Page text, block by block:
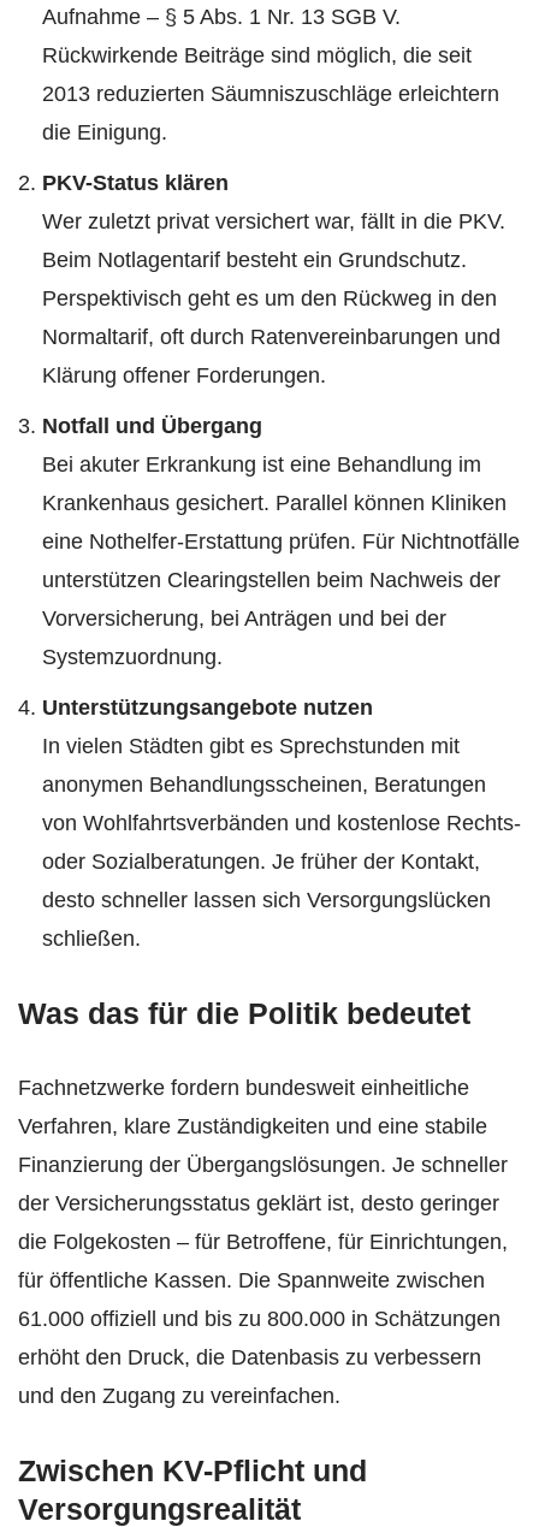
Aufnahme – § 5 Abs. 1 Nr. 13 SGB V.
Rückwirkende Beiträge sind möglich, die seit
2013 reduzierten Säumniszuschläge erleichtern
die Einigung.
PKV-Status klären
Wer zuletzt privat versichert war, fällt in die PKV.
Beim Notlagentarif besteht ein Grundschutz.
Perspektivisch geht es um den Rückweg in den
Normaltarif, oft durch Ratenvereinbarungen und
Klärung offener Forderungen.
Notfall und Übergang
Bei akuter Erkrankung ist eine Behandlung im
Krankenhaus gesichert. Parallel können Kliniken
eine Nothelfer-Erstattung prüfen. Für Nichtnotfälle
unterstützen Clearingstellen beim Nachweis der
Vorversicherung, bei Anträgen und bei der
Systemzuordnung.
Unterstützungsangebote nutzen
In vielen Städten gibt es Sprechstunden mit
anonymen Behandlungsscheinen, Beratungen
von Wohlfahrtsverbänden und kostenlose Rechts-
oder Sozialberatungen. Je früher der Kontakt,
desto schneller lassen sich Versorgungslücken
schließen.
Was das für die Politik bedeutet
Fachnetzwerke fordern bundesweit einheitliche
Verfahren, klare Zuständigkeiten und eine stabile
Finanzierung der Übergangslösungen. Je schneller
der Versicherungsstatus geklärt ist, desto geringer
die Folgekosten – für Betroffene, für Einrichtungen,
für öffentliche Kassen. Die Spannweite zwischen
61.000 offiziell und bis zu 800.000 in Schätzungen
erhöht den Druck, die Datenbasis zu verbessern
und den Zugang zu vereinfachen.
Zwischen KV-Pflicht und
Versorgungsrealität